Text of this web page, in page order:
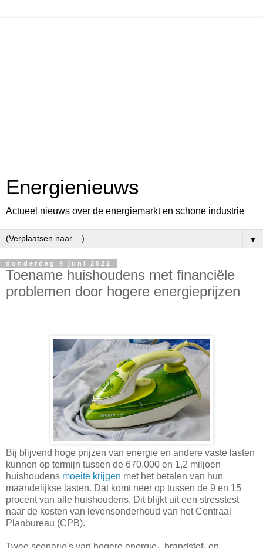
Energienieuws
Actueel nieuws over de energiemarkt en schone industrie
▼
donderdag 9 juni 2022
Toename huishoudens met financiële
problemen door hogere energieprijzen
Bij blijvend hoge prijzen van energie en andere vaste lasten
kunnen op termijn tussen de 670.000 en 1,2 miljoen
huishoudens moeite krijgen met het betalen van hun
maandelijkse lasten. Dat komt neer op tussen de 9 en 15
procent van alle huishoudens. Dit blijkt uit een stresstest
naar de kosten van levensonderhoud van het Centraal
Planbureau (CPB).